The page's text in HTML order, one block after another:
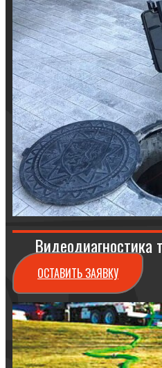
Видеодиагностика
ОСТАВИТЬ ЗАЯВКУ